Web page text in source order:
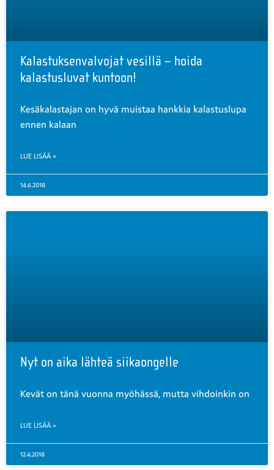
Kalastuksenvalvojat vesillä – hoida
kalastusluvat kuntoon!
Kesäkalastajan on hyvä muistaa hankkia kalastuslupa
ennen kalaan
LUE LISÄÄ »
14.6.2018
Nyt on aika lähteä siikaongelle
Kevät on tänä vuonna myöhässä, mutta vihdoinkin on
LUE LISÄÄ »
12.4.2018